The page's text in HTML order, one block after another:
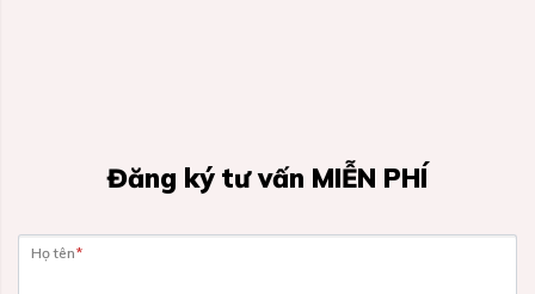
Đăng ký tư vấn MIỄN PHÍ
Họ tên*